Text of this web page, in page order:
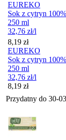
EUREKO
Sok z cytryn
250 ml
32,76 zł/l
Cena
8,19 zł
EUREKO
Sok z cytryn
250 ml
32,76 zł/l
Cena
8,19 zł
Przydatny do 30-